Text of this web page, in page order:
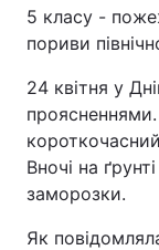
5 класу -
пориви
24 квітня у
проясненнями.
Вночі на
заморозки.
Як